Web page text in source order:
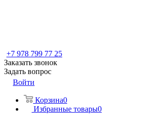
+7 978 799 77 25
Заказать звонок
Задать вопрос
Войти
Корзина0
Избранные товары0